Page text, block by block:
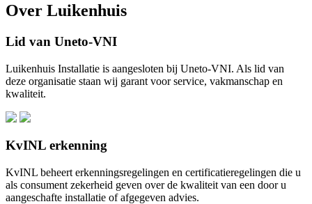
Over Luikenhuis
Lid van Uneto-VNI
Luikenhuis Installatie is aangesloten bij Uneto-VNI. Als lid van
deze organisatie staan wij garant voor service, vakmanschap en
kwaliteit.
KvINL erkenning
KvINL beheert erkenningsregelingen en certificatieregelingen die u
als consument zekerheid geven over de kwaliteit van een door u
aangeschafte installatie of afgegeven advies.